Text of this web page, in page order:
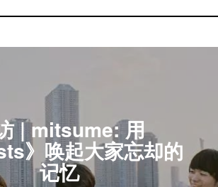
| mitsume: 用
》唤起大家忘却的
记忆